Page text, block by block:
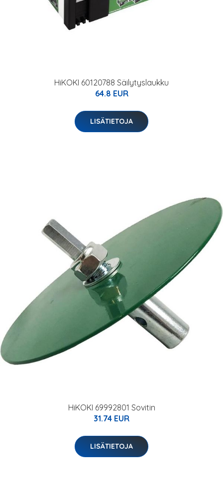
HiKOKI 60120788 Säilytyslaukku
64.8 EUR
LISÄTIETOJA
HiKOKI 69992801 Sovitin
31.74 EUR
LISÄTIETOJA